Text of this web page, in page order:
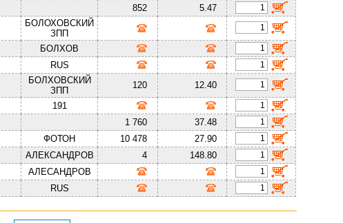
852
5.47
БОЛОХОВСКИЙ
ЗПП
БОЛХОВ
RUS
БОЛХОВСКИЙ
ЗПП
120
12.40
191
1 760
37.48
ФОТОН 10 478
27.90
АЛЕКСАНДРОВ 4
148.80
АЛЕСАНДРОВ
RUS